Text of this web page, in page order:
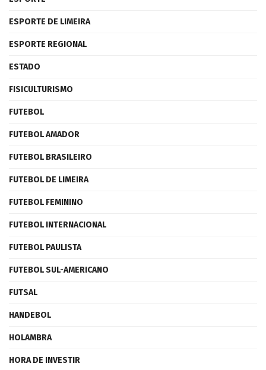
ESPORTE DE LIMEIRA
ESPORTE REGIONAL
ESTADO
FISICULTURISMO
FUTEBOL
FUTEBOL AMADOR
FUTEBOL BRASILEIRO
FUTEBOL DE LIMEIRA
FUTEBOL FEMININO
FUTEBOL INTERNACIONAL
FUTEBOL PAULISTA
FUTEBOL SUL-AMERICANO
FUTSAL
HANDEBOL
HOLAMBRA
HORA DE INVESTIR